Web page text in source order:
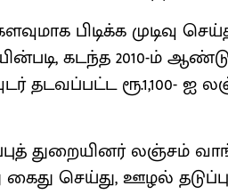
பிடிக்க முடிவு
கடந்த 2010-ம்
தடவப்பட்ட ரூ.1,100- ஐ
துறையினர் லஞ்சம்
செய்து, ஊழல்